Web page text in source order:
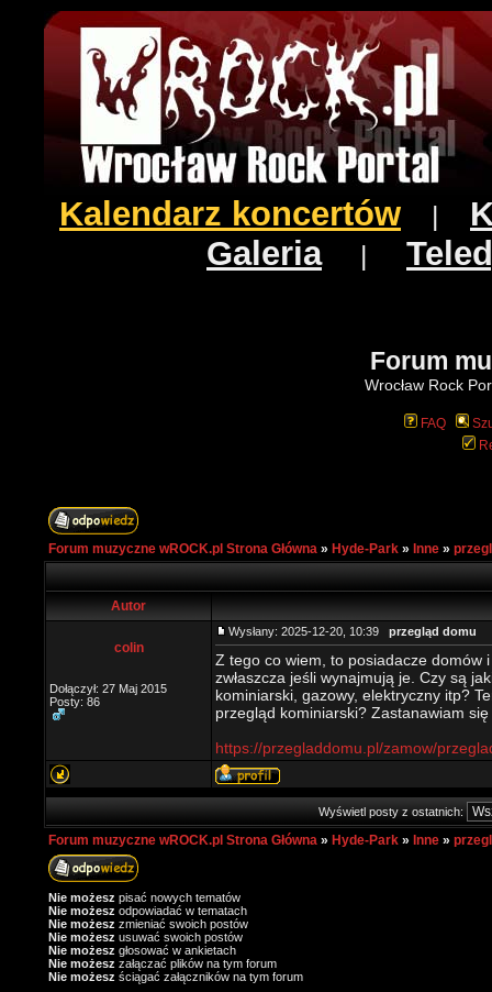
Kalendarz koncertów
Galeria|
Forum
Wrocław Rock
FAQ
Forum muzyczne wROCK.pl Strona Główna » Hyde-Park » Inne »
Autor
colin
Dołączył: 27 Maj 2015
Posty: 86
Wysłany: 2025-12-20, 10:39 przegląd domu
Z tego co wiem, to posiadacze domów
zwłaszcza jeśli wynajmują je. Czy są
kominiarski, gazowy, elektryczny itp?
przegląd kominiarski? Zastanawiam
https://przegladdomu.pl/zamow/
Wyświetl posty z ostatnich:
Forum muzyczne wROCK.pl Strona Główna » Hyde-Park » Inne »
Nie możesz pisać nowych tematów
Nie możesz odpowiadać w tematach
Nie możesz zmieniać swoich postów
Nie możesz usuwać swoich postów
Nie możesz głosować w ankietach
Nie możesz załączać plików na tym forum
Nie możesz ściągać załączników na tym forum